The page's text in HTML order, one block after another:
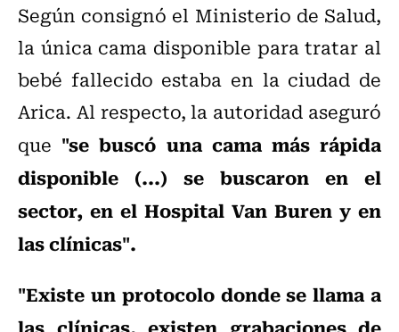
Según consignó el Ministerio de Salud,
la única cama disponible para tratar al
bebé fallecido estaba en la ciudad de
Arica. Al respecto, la autoridad aseguró
que "se buscó una cama más rápida
disponible (...) se buscaron en el
sector, en el Hospital Van Buren y en
las clínicas".
"Existe un protocolo donde se llama a